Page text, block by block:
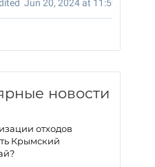
новости
отходов
Крымский